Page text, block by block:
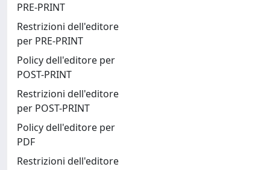
PRE-PRINT
Restrizioni dell'editore
per PRE-PRINT
Policy dell'editore per
POST-PRINT
Restrizioni dell'editore
per POST-PRINT
Policy dell'editore per
PDF
Restrizioni dell'editore